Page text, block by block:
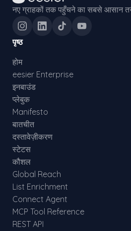
नए ग्राहकों तक पहुँचने का सबसे आसान
पृष्ठ
होम
eesier Enterprise
इनबाउंड
प्लेबुक
Manifesto
बातचीत
दस्तावेज़ीकरण
स्टेटस
कौशल
Global Reach
List Enrichment
Connect Agent
MCP Tool Reference
REST API